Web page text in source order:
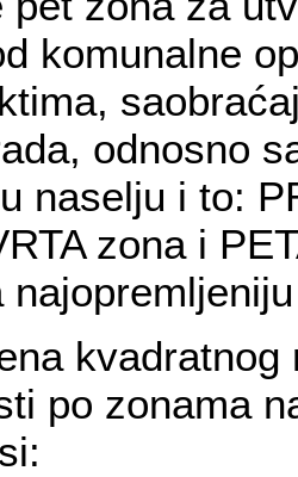
komunalne
odnosno
naselju i to:
zona i
po zonama